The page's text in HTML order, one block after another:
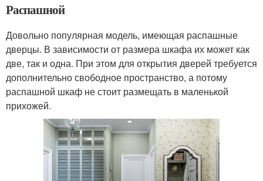
Распашной
Довольно популярная модель, имеющая распашные
дверцы. В зависимости от размера шкафа их может как
две, так и одна. При этом для открытия дверей требуется
дополнительно свободное пространство, а потому
распашной шкаф не стоит размещать в маленькой
прихожей.